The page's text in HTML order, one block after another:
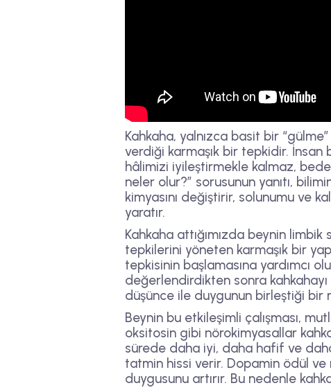
Kahkaha, yalnızca basit bir
verdiği karmaşık bir tepkidir. İnsan
hâlimizi iyileştirmekle kalmaz,
neler olur?” sorusunun yanıtı,
kimyasını değiştirir, solunumu ve
yaratır.
Kahkaha attığımızda beynin
tepkilerini yöneten karmaşık bir
tepkisinin başlamasına yardımcı
değerlendirdikten sonra kahkahayı
düşünce ile duygunun birleştiği bir
Beynin bu etkileşimli çalışması,
oksitosin gibi nörokimyasallar
sürede daha iyi, daha hafif ve
tatmin hissi verir. Dopamin ödül
duygusunu artırır. Bu nedenle